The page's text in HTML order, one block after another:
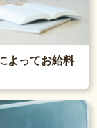
よってお給料